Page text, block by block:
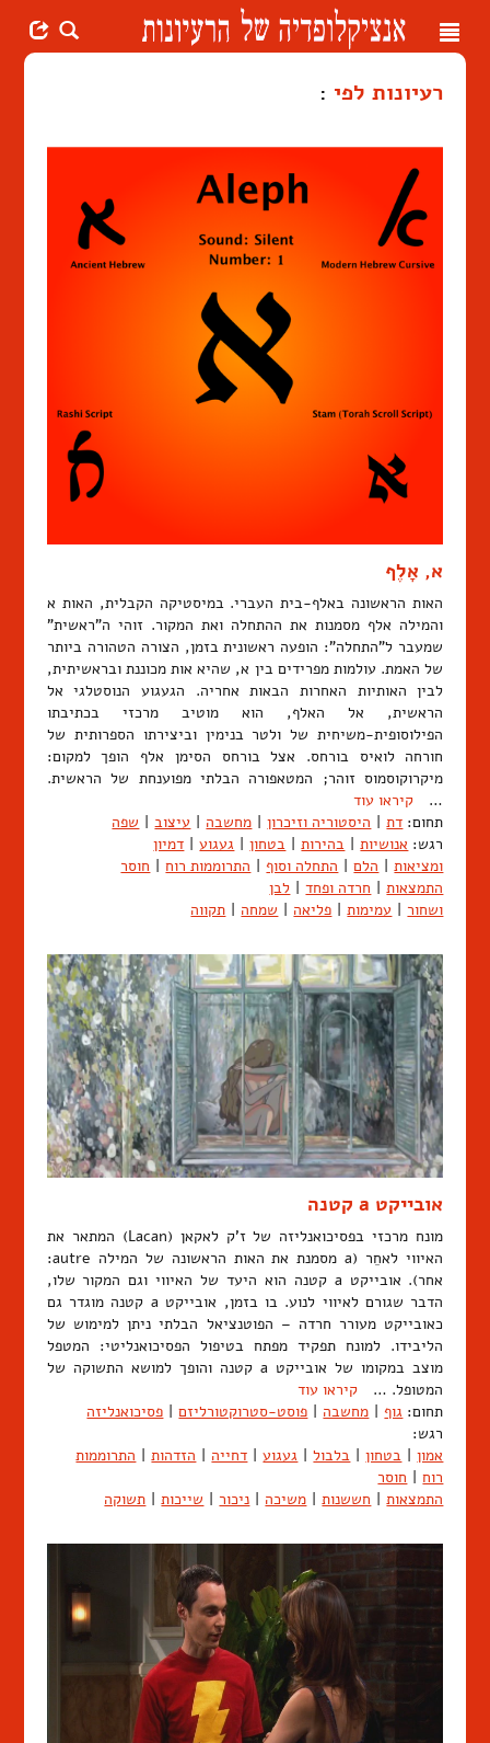
Toggle
רעיונות לפי :
א, אָלֶף
האות הראשונה באלף-בית העברי. במיסטיקה הקבלית, האות א
והמילה אלף מסמנות את ההתחלה ואת המקור. זוהי ה"ראשית"
שמעבר ל"התחלה": הופעה ראשונית בזמן, הצורה הטהורה ביותר
של האמת. עולמות מפרידים בין א, שהיא אות מכוננת ובראשיתית,
לבין האותיות האחרות הבאות אחריה. הגעגוע הנוסטלגי אל
הראשית, אל האלף, הוא מוטיב מרכזי בכתיבתו
הפילוסופית-משיחית של ולטר בנימין וביצירתו הספרותית של
חורחה לואיס בורחס. אצל בורחס הסימן אלף הופך למקום:
מיקרוקוסמוס זוהר; המטאפורה הבלתי מפוענחת של הראשית.
… קיראו עוד
תחום: דת | היסטוריה וזיכרון | מחשבה | עיצוב | שפה
רגש: אנושיות | בהירות | בטחון | געגוע | דמיון
ומציאות | הלם | התחלה וסוף | התרוממות רוח | חוסר
התמצאות | חרדה ופחד | לבן
ושחור | עמימות | פליאה | שמחה | תקווה
אובייקט a קטנה
מונח מרכזי בפסיכואנליזה של ז'ק לאקאן (Lacan) המתאר את
האיווי לאחֵר (a מסמנת את האות הראשונה של המילה autre:
אחר). אובייקט a קטנה הוא היעד של האיווי וגם המקור שלו,
הדבר שגורם לאיווי לנוע. בו בזמן, אובייקט a קטנה מוגדר גם
כאובייקט מעורר חרדה – הפוטנציאל הבלתי ניתן למימוש של
הליבידו. למונח תפקיד מפתח בטיפול הפסיכואנליטי: המטפל
מוצב במקומו של אובייקט a קטנה והופך למושא התשוקה של
המטופל. … קיראו עוד
תחום: גוף | מחשבה | פוסט-סטרוקטורליזם | פסיכואנליזה
רגש:
אמון | בטחון | בלבול | געגוע | דחייה | הזדהות | התרוממות
רוח | חוסר
התמצאות | חששנות | משיכה | ניכור | שייכות | תשוקה